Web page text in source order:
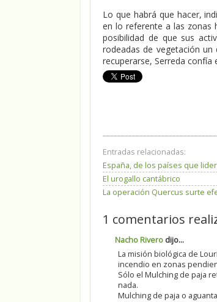
Lo que habrá que hacer,
en lo referente a las zonas
posibilidad de que sus
rodeadas de vegetación
recuperarse, Serreda confía
Entradas relacionadas:
España, de los países que
El urogallo cantábrico
La operación Quercus surte
1 comentarios
Nacho Rivero dijo...
La misión biológica de
incendio en zonas
Sólo el Mulching de paja
nada.
Mulching de paja o